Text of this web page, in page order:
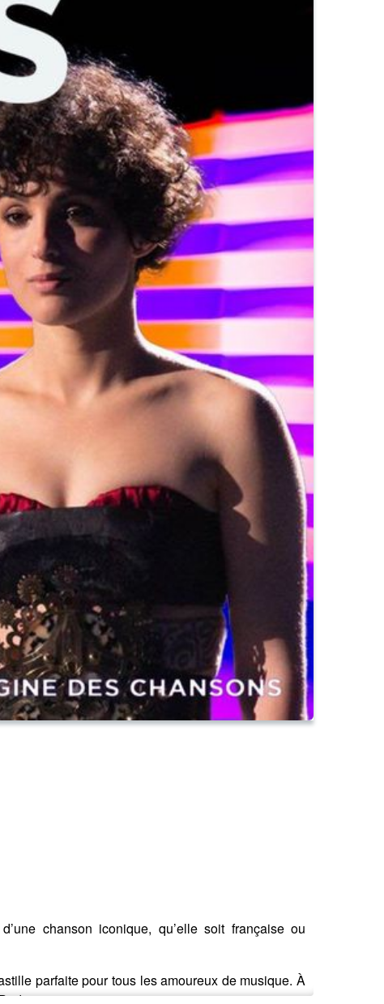
chanson iconique, qu’elle soit française ou
parfaite pour tous les amoureux de musique. À